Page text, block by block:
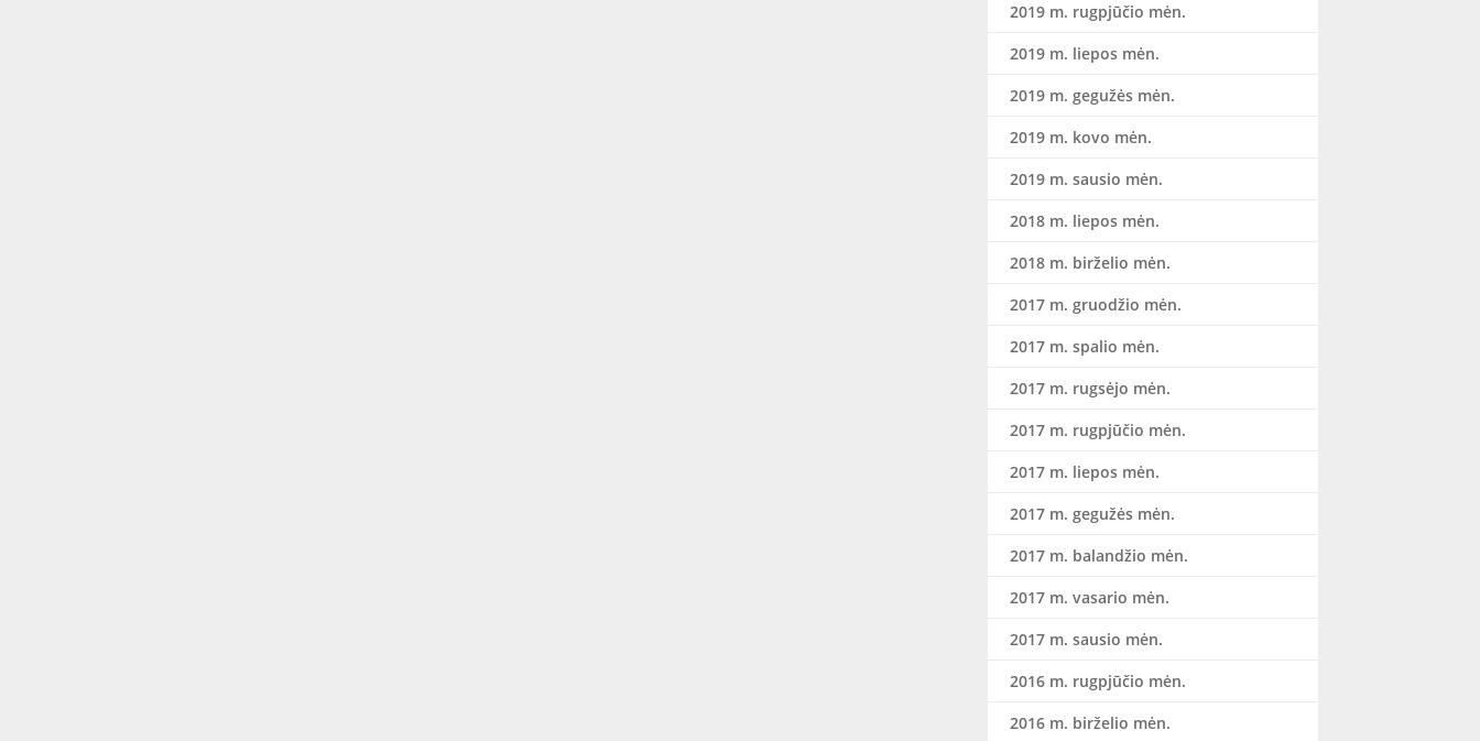
2019 m. rugpjūčio mėn.
2019 m. liepos mėn.
2019 m. gegužės mėn.
2019 m. kovo mėn.
2019 m. sausio mėn.
2018 m. liepos mėn.
2018 m. birželio mėn.
2017 m. gruodžio mėn.
2017 m. spalio mėn.
2017 m. rugsėjo mėn.
2017 m. rugpjūčio mėn.
2017 m. liepos mėn.
2017 m. gegužės mėn.
2017 m. balandžio mėn.
2017 m. vasario mėn.
2017 m. sausio mėn.
2016 m. rugpjūčio mėn.
2016 m. birželio mėn.